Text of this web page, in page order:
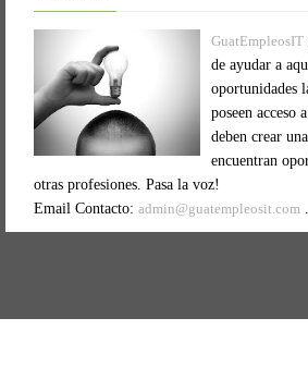
GuatEmpleosIT
de ayudar a
oportunidades
poseen acceso
deben crear
encuentran
otras profesiones. Pasa la voz!
Email Contacto: admin@guatempleosit.com .